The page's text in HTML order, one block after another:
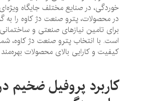
خوردگی، در صنایع مختلف جایگاه ویژه‌ای دارد.
در محصولات، پترو صنعت دژ کاوه را به گزینه‌ای
برای تامین نیازهای صنعتی و ساختمانی
است. با انتخاب پترو صنعت دژ کاوه، شما
کیفیت و کارایی بالای محصولات بهره‌مند
کاربرد پروفیل ضخیم در